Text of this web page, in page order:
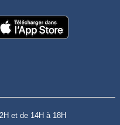
et de 14H à 18H